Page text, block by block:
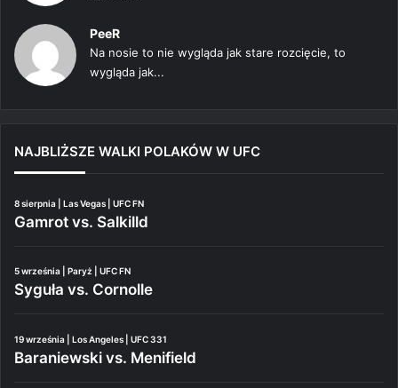
PeeR
Na nosie to nie wygląda jak stare rozcięcie, to
wygląda jak...
NAJBLIŻSZE WALKI POLAKÓW W UFC
8 sierpnia | Las Vegas | UFC FN
Gamrot vs. Salkilld
5 września | Paryż | UFC FN
Syguła vs. Cornolle
19 września | Los Angeles | UFC 331
Baraniewski vs. Menifield